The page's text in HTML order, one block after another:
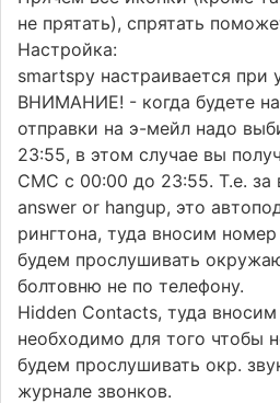
не прятать), спрятать
Настройка:
smartspy настраивается при
ВНИМАНИЕ! - когда будете
отправки на э-мейл надо
23:55, в этом случае вы
СМС с 00:00 до 23:55. Т.е. за
answer or hangup, это
рингтона, туда вносим
будем прослушивать
болтовню не по телефону.
Hidden Contacts, туда
необходимо для того чтобы
будем прослушивать окр.
журнале звонков.